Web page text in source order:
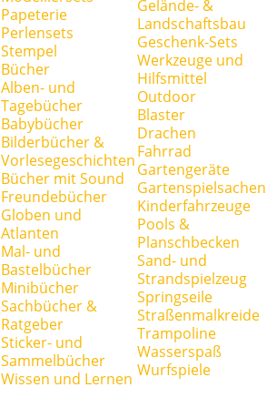
Papeterie
Perlensets
Stempel
Bücher
Alben- und
Tagebücher
Babybücher
Bilderbücher &
Vorlesegeschichten
Bücher mit Sound
Freundebücher
Globen und
Atlanten
Mal- und
Bastelbücher
Minibücher
Sachbücher &
Ratgeber
Sticker- und
Sammelbücher
Wissen und Lernen
Gelände- &
Landschaftsbau
Geschenk-Sets
Werkzeuge und
Hilfsmittel
Outdoor
Blaster
Drachen
Fahrrad
Gartengeräte
Gartenspielsachen
Kinderfahrzeuge
Pools &
Planschbecken
Sand- und
Strandspielzeug
Springseile
Straßenmalkreide
Trampoline
Wasserspaß
Wurfspiele